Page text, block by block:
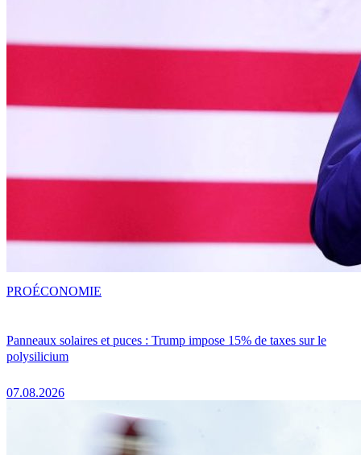
Panneaux solaires et puces : Trump impose 15% de taxes sur le
polysilicium
07.08.2026
PROÉCONOMIE